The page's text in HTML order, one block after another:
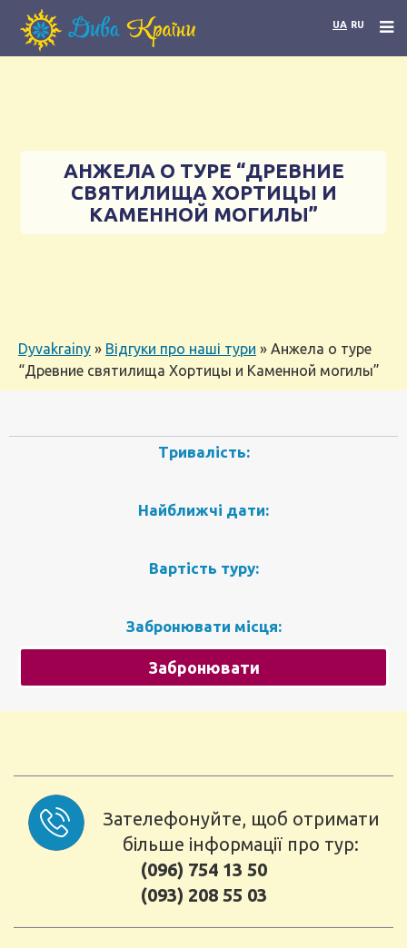
UA RU
АНЖЕЛА О ТУРЕ “ДРЕВНИЕ
СВЯТИЛИЩА ХОРТИЦЫ И
КАМЕННОЙ МОГИЛЫ”
Dyvakrainy » Відгуки про наші тури » Анжела о туре
“Древние святилища Хортицы и Каменной могилы”
Тривалість:
Найближчі дати:
Вартість туру:
Забронювати місця:
Забронювати
Зателефонуйте, щоб отримати
більше інформації про тур:
(096) 754 13 50
(093) 208 55 03